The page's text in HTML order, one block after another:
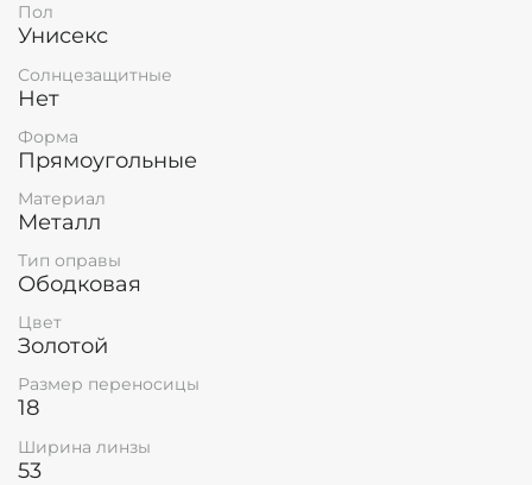
Пол
Унисекс
Солнцезащитные
Нет
Форма
Прямоугольные
Материал
Металл
Тип оправы
Ободковая
Цвет
Золотой
Размер переносицы
18
Ширина линзы
53